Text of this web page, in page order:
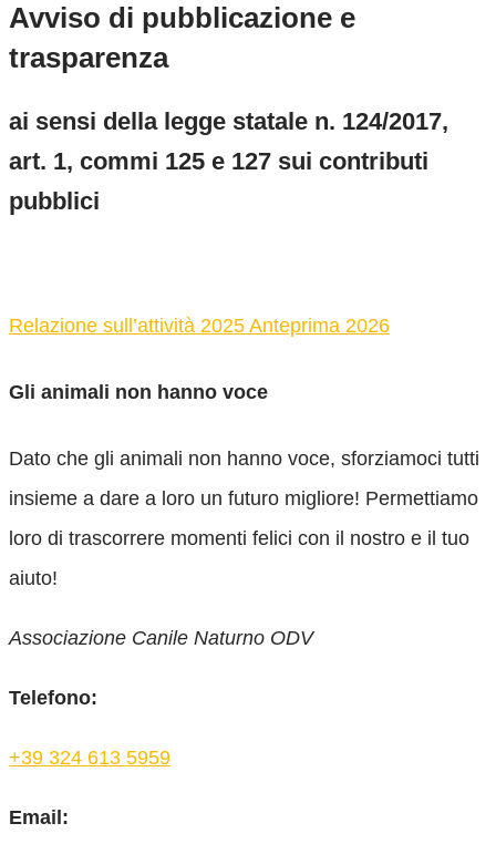
Avviso di pubblicazione e
trasparenza
ai sensi della legge statale n. 124/2017,
art. 1, commi 125 e 127 sui contributi
pubblici
Relazione sull’attività 2025 Anteprima 2026
Gli animali non hanno voce
Dato che gli animali non hanno voce, sforziamoci tutti
insieme a dare a loro un futuro migliore! Permettiamo
loro di trascorrere momenti felici con il nostro e il tuo
aiuto!
Associazione Canile Naturno ODV
Telefono:
+39 324 613 5959
Email: